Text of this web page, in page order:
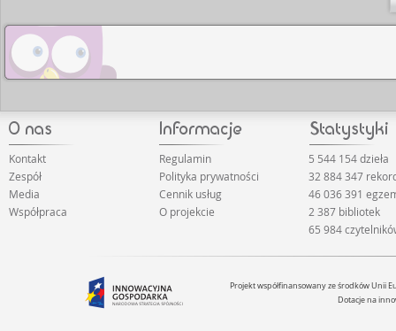
Kontakt
Zespół
Media
Współpraca
Regulamin
Polityka prywatności
Cennik usług
O projekcie
5 544 154 dzieła
32 884 347
46 036 391
2 387 bibliotek
65 984
Projekt współfinansowany ze środków Unii
Dotacje na